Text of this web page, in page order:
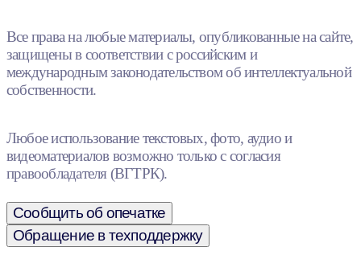
Все права на любые материалы, опубликованные на сайте,
защищены в соответствии с российским и
международным законодательством об интеллектуальной
собственности.
Любое использование текстовых, фото, аудио и
видеоматериалов возможно только с согласия
правообладателя (ВГТРК).
Сообщить об опечатке
Обращение в техподдержку